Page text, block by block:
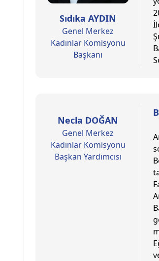
Sıdıka AYDIN
Genel Merkez
Kadınlar Komisyonu
Başkanı
Necla DOĞAN
Genel Merkez
Kadınlar Komisyonu
Başkan Yardımcısı